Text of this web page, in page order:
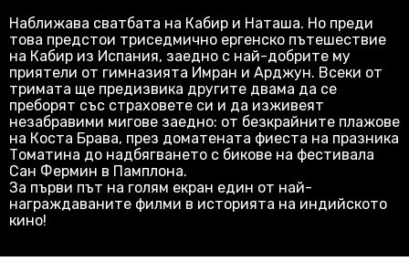
Наближава сватбата на Кабир и Наташа. Но преди
това предстои триседмично ергенско пътешествие
на Кабир из Испания, заедно с най-добрите му
приятели от гимназията Имран и Арджун. Всеки от
тримата ще предизвика другите двама да се
преборят със страховете си и да изживеят
незабравими мигове заедно: от безкрайните плажове
на Коста Брава, през доматената фиеста на празника
Томатина до надбягването с бикове на фестивала
Сан Фермин в Памплона.
За първи път на голям екран един от най-
награждаваните филми в историята на индийското
кино!